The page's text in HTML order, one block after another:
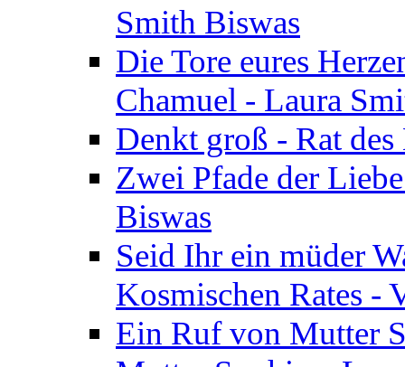
Smith Biswas
Die Tore eures
Chamuel - Laura
Denkt groß - Rat
Zwei Pfade der
Biswas
Seid Ihr ein müder
Kosmischen Rates -
Ein Ruf von Mutter